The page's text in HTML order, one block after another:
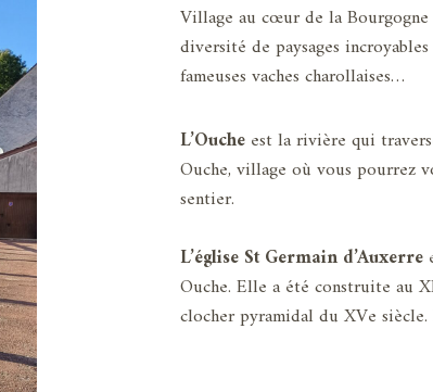
Village au cœur de la
diversité de paysages
fameuses vaches charollaises…
L’Ouche est la rivière qui
Ouche, village où vous pourrez
sentier.
L’église St Germain d’Auxerre
Ouche. Elle a été construite au
clocher pyramidal du XVe siècle.